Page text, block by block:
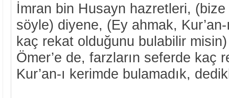
İmran bin Husayn hazretleri, (bize
söyle) diyene, (Ey ahmak,
kaç rekat olduğunu bulabilir
Ömer’e de, farzların seferde kaç
Kur’an-ı kerimde bulamadık,